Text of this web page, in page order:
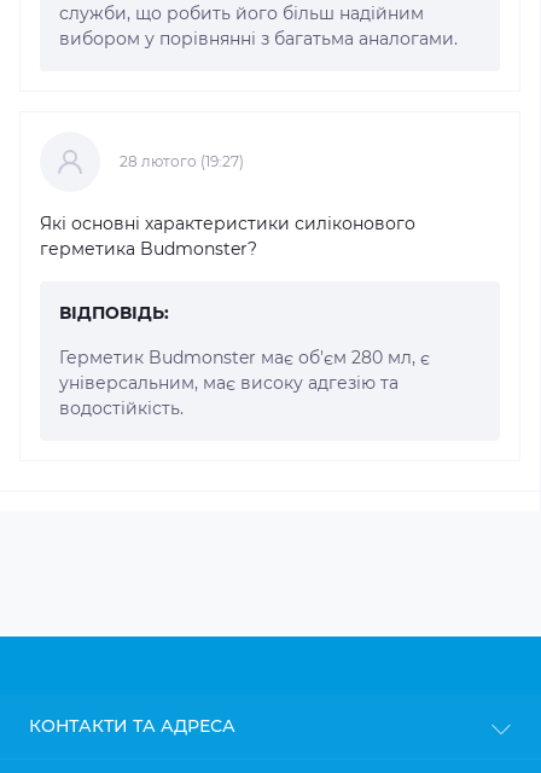
служби, що робить його більш надійним
вибором у порівнянні з багатьма аналогами.
28 лютого (19:27)
Які основні характеристики силіконового
герметика Budmonster?
ВІДПОВІДЬ:
Герметик Budmonster має об'єм 280 мл, є
універсальним, має високу адгезію та
водостійкість.
КОНТАКТИ ТА АДРЕСА